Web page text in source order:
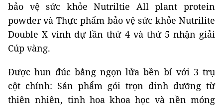
bảo vệ sức khỏe Nutriltie All plant protein
powder và Thực phẩm bảo vệ sức khỏe Nutrilite
Double X vinh dự lần thứ 4 và thứ 5 nhận giải
Cúp vàng.
Được hun đúc bằng ngọn lửa bền bỉ với 3 trụ
cột chính: Sản phẩm gói trọn dinh dưỡng từ
thiên nhiên, tinh hoa khoa học và nền móng